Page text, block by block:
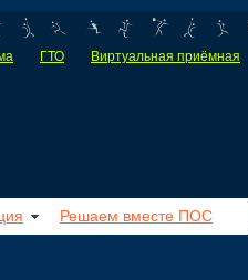
ГТО Виртуальная приёмная
Решаем вместе ПОС